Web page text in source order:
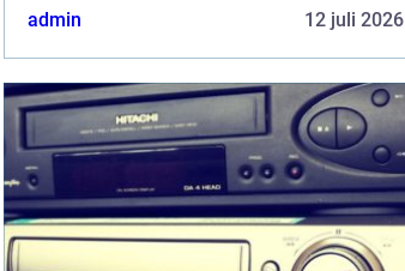
admin 12 juli 2026